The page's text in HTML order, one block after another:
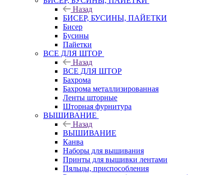
Назад
БИСЕР, БУСИНЫ, ПАЙЕТКИ
Бисер
Бусины
Пайетки
ВСЕ ДЛЯ ШТОР
Назад
ВСЕ ДЛЯ ШТОР
Бахрома
Бахрома металлизированная
Ленты шторные
Шторная фурнитура
ВЫШИВАНИЕ
Назад
ВЫШИВАНИЕ
Канва
Наборы для вышивания
Принты для вышивки лентами
Пяльцы, приспособления